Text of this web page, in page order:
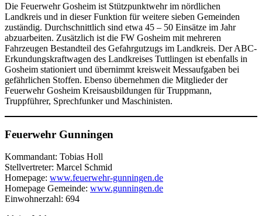
Die Feuerwehr Gosheim ist Stützpunktwehr im nördlichen
Landkreis und in dieser Funktion für weitere sieben Gemeinden
zuständig. Durchschnittlich sind etwa 45 – 50 Einsätze im Jahr
abzuarbeiten. Zusätzlich ist die FW Gosheim mit mehreren
Fahrzeugen Bestandteil des Gefahrgutzugs im Landkreis. Der ABC-
Erkundungskraftwagen des Landkreises Tuttlingen ist ebenfalls in
Gosheim stationiert und übernimmt kreisweit Messaufgaben bei
gefährlichen Stoffen. Ebenso übernehmen die Mitglieder der
Feuerwehr Gosheim Kreisausbildungen für Truppmann,
Truppführer, Sprechfunker und Maschinisten.
Feuerwehr Gunningen
Kommandant: Tobias Holl
Stellvertreter: Marcel Schmid
Homepage: www.feuerwehr-gunningen.de
Homepage Gemeinde: www.gunningen.de
Einwohnerzahl: 694